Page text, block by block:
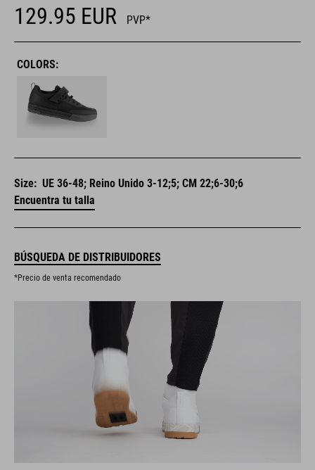
129.95 EUR PVP*
COLORS:
Size: UE 36-48; Reino Unido 3-12;5; CM 22;6-30;6
Encuentra tu talla
BÚSQUEDA DE DISTRIBUIDORES
*Precio de venta recomendado